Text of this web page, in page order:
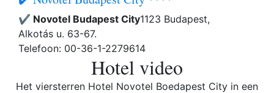
✔️ Novotel Budapest City1123 Budapest,
Alkotás u. 63-67.
Telefoon: 00-36-1-2279614
Hotel video
Het viersterren Hotel Novotel Boedapest City in een